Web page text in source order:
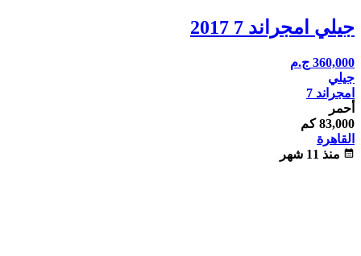
جيلي امجراند 7 2017
360,000 ج.م
جيلي
امجراند 7
أحمر
83,000 كم
القاهرة
calendar_month منذ 11 شهر